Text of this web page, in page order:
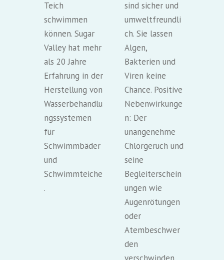
Teich
schwimmen
können. Sugar
Valley hat mehr
als 20 Jahre
Erfahrung in der
Herstellung von
Wasserbehandlu
ngssystemen
für
Schwimmbäder
und
Schwimmteiche
.
sind sicher und
umweltfreundli
ch. Sie lassen
Algen,
Bakterien und
Viren keine
Chance. Positive
Nebenwirkunge
n: Der
unangenehme
Chlorgeruch und
seine
Begleiterschein
ungen wie
Augenrötungen
oder
Atembeschwer
den